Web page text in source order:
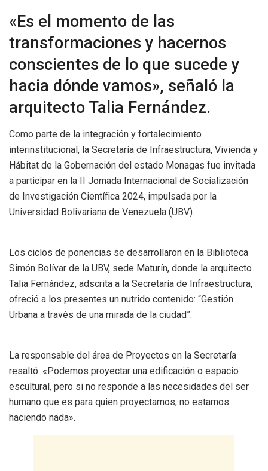
«Es el momento de las
transformaciones y hacernos
conscientes de lo que sucede y
hacia dónde vamos», señaló la
arquitecto Talia Fernández.
Como parte de la integración y fortalecimiento
interinstitucional, la Secretaría de Infraestructura, Vivienda y
Hábitat de la Gobernación del estado Monagas fue invitada
a participar en la II Jornada Internacional de Socialización
de Investigación Científica 2024, impulsada por la
Universidad Bolivariana de Venezuela (UBV).
Los ciclos de ponencias se desarrollaron en la Biblioteca
Simón Bolívar de la UBV, sede Maturín, donde la arquitecto
Talia Fernández, adscrita a la Secretaría de Infraestructura,
ofreció a los presentes un nutrido contenido: “Gestión
Urbana a través de una mirada de la ciudad”.
La responsable del área de Proyectos en la Secretaría
resaltó: «Podemos proyectar una edificación o espacio
escultural, pero si no responde a las necesidades del ser
humano que es para quien proyectamos, no estamos
haciendo nada».